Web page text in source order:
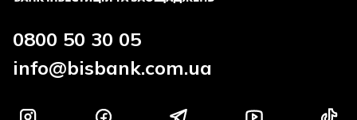
0800 50 30 05
info@bisbank.com.ua